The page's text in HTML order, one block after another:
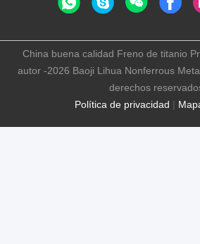
Política de privacidad |
China buena calidad Freno de titanio
autor -2026 Baoji Lihua Nonferrous
derechos